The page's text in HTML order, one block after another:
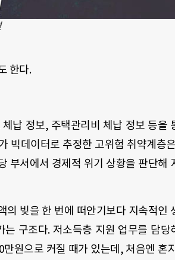
한다.
납 정보, 주택관리비 체납 정보 등을
빅데이터로 추정한 고위험 취약계층
부서에서 경제적 위기 상황을 판단해
의 빚을 한 번에 떠안기보다 지속적인
구조다. 저소득층 지원 업무를 담당
원으로 커질 때가 있는데, 처음엔 혼